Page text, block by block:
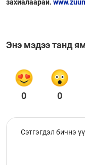
захиалаарай.
Энэ мэдээ танд
0 0